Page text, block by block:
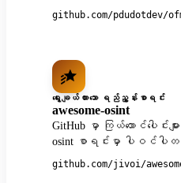
github.com/pdudotdev/
ရွေးချယ်ထားသော ရည်ညွှန်းစာရင်း
awesome-osint
GitHub မှာ ကြယ်ထောင်ပေါင်းမျ
osint စာရင်းမှာ ပါဝင်ပါ